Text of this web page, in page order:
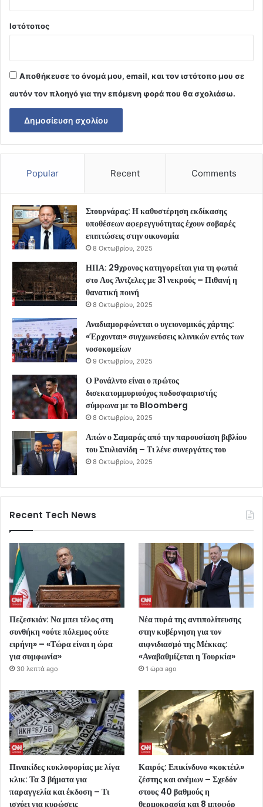
Ιστότοπος
Αποθήκευσε το όνομά μου, email, και τον ιστότοπο μου σε
αυτόν τον πλοηγό για την επόμενη φορά που θα σχολιάσω.
Popular Recent Comments
Στουρνάρας: Η καθυστέρηση εκδίκασης
υποθέσεων αφερεγγυότητας έχουν σοβαρές
επιπτώσεις στην οικονομία
8 Οκτωβρίου, 2025
ΗΠΑ: 29χρονος κατηγορείται για τη φωτιά
στο Λος Άντζελες με 31 νεκρούς – Πιθανή η
θανατική ποινή
8 Οκτωβρίου, 2025
Αναδιαμορφώνεται ο υγειονομικός χάρτης:
«Έρχονται» συγχωνεύσεις κλινικών εντός των
νοσοκομείων
9 Οκτωβρίου, 2025
Ο Ρονάλντο είναι ο πρώτος
δισεκατομμυριούχος ποδοσφαιριστής
σύμφωνα με το Bloomberg
8 Οκτωβρίου, 2025
Απών ο Σαμαράς από την παρουσίαση βιβλίου
του Στυλιανίδη – Τι λένε συνεργάτες του
8 Οκτωβρίου, 2025
Recent Tech News
Πεζεσκιάν: Να μπει τέλος στη
συνθήκη «ούτε πόλεμος ούτε
ειρήνη» – «Τώρα είναι η ώρα
για συμφωνία»
30 λεπτά ago
Νέα πυρά της αντιπολίτευσης
στην κυβέρνηση για τον
αιφνιδιασμό της Μέκκας:
«Αναβαθμίζεται η Τουρκία»
1 ώρα ago
Πινακίδες κυκλοφορίας με λίγα
κλικ: Τα 3 βήματα για
παραγγελία και έκδοση – Τι
ισχύει για κυρώσεις
Καιρός: Επικίνδυνο «κοκτέιλ»
ζέστης και ανέμων – Σχεδόν
στους 40 βαθμούς η
θερμοκρασία και 8 μποφόρ